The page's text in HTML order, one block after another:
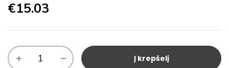
€15.03
Į krepšelį